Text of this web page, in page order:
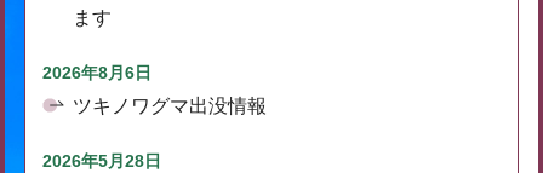
ます
2026年8月6日
ツキノワグマ出没情報
2026年5月28日